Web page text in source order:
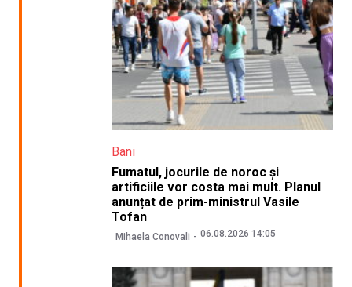
Bani
Fumatul, jocurile de noroc și
artificiile vor costa mai mult. Planul
anunțat de prim-ministrul Vasile
Tofan
Mihaela Conovali 06.08.2026 14:05